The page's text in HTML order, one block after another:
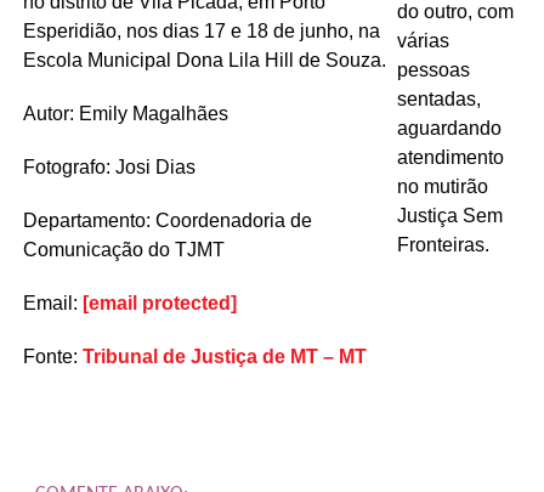
Esperidião, nos dias 17 e 18 de junho, na
Escola Municipal Dona Lila Hill de Souza.
Autor: Emily Magalhães
Fotografo: Josi Dias
Departamento: Coordenadoria de
Comunicação do TJMT
Email: [email protected]
Fonte: Tribunal de Justiça de MT – MT